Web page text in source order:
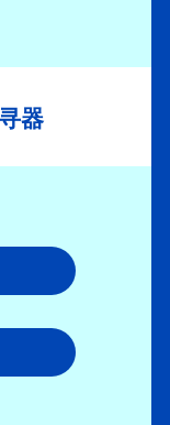
器